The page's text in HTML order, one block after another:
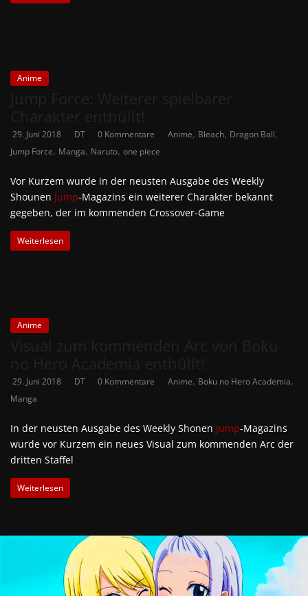
Anime
29. Juni 2018 DT 0 Kommentare Anime, Bleach, Dragon Ball,
Jump Force, Manga, Naruto, one piece
Vor Kurzem wurde in der neusten Ausgabe des Weekly
Shounen Jump-Magazins ein weiterer Charakter bekannt
gegeben, der im kommenden Crossover-Game
Weiterlesen
Anime
29. Juni 2018 DT 0 Kommentare Anime, Boku no Hero Academia,
Manga
In der neusten Ausgabe des Weekly Shonen Jump-Magazins
wurde vor Kurzem ein neues Visual zum kommenden Arc der
dritten Staffel
Weiterlesen